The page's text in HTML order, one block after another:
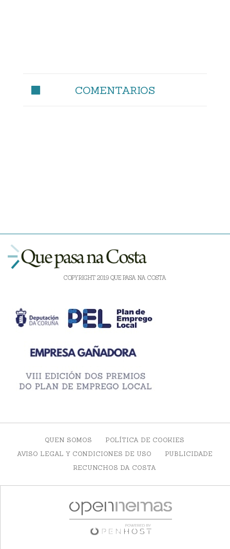
COMENTARIOS
COPYRIGHT 2019 QUE PASA NA COSTA
QUEN SOMOS
POLÍTICA DE COOKIES
AVISO LEGAL Y CONDICIONES DE USO
PUBLICIDADE
RECUNCHOS DA COSTA